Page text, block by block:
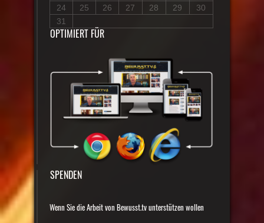
24
25 26 27 28 29
30
31
OPTIMIERT FÜR
SPENDEN
Wenn Sie die Arbeit von Bewusst.tv unterstützen wollen